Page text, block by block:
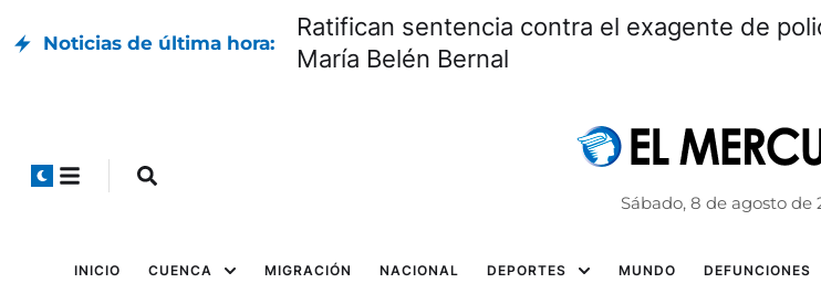
Noticias de última hora:
Ratifican sentencia contra el exagente de
María Belén Bernal
Sábado, 8 de agosto de
INICIO CUENCA MIGRACIÓN NACIONAL DEPORTES MUNDO DEFUNCIONES